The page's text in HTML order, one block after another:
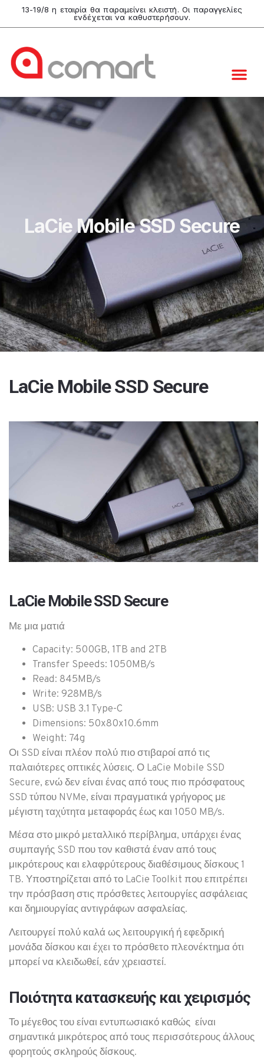
13-19/8 η εταιρία θα παραμείνει κλειστή. Οι παραγγελίες
ενδέχεται να καθυστερήσουν.
LaCie Mobile SSD Secure
LaCie Mobile SSD Secure
LaCie Mobile SSD Secure
Με μια ματιά
Capacity: 500GB, 1TB and 2TB
Transfer Speeds: 1050MB/s
Read: 845MB/s
Write: 928MB/s
USB: USB 3.1 Type-C
Dimensions: 50x80x10.6mm
Weight: 74g
Οι SSD είναι πλέον πολύ πιο στιβαροί από τις
παλαιότερες οπτικές λύσεις. Ο LaCie Mobile SSD
Secure, ενώ δεν είναι ένας από τους πιο πρόσφατους
SSD τύπου NVMe, είναι πραγματικά γρήγορος με
μέγιστη ταχύτητα μεταφοράς έως και 1050 MB/s.
Μέσα στο μικρό μεταλλικό περίβλημα, υπάρχει ένας
συμπαγής SSD που τον καθιστά έναν από τους
μικρότερους και ελαφρύτερους διαθέσιμους δίσκους 1
TB. Υποστηρίζεται από το LaCie Toolkit που επιτρέπει
την πρόσβαση στις πρόσθετες λειτουργίες ασφάλειας
και δημιουργίας αντιγράφων ασφαλείας.
Λειτουργεί πολύ καλά ως λειτουργική ή εφεδρική
μονάδα δίσκου και έχει το πρόσθετο πλεονέκτημα ότι
μπορεί να κλειδωθεί, εάν χρειαστεί.
Ποιότητα κατασκευής και χειρισμός
Το μέγεθος του είναι εντυπωσιακό καθώς είναι
σημαντικά μικρότερος από τους περισσότερους άλλους
φορητούς σκληρούς δίσκους.